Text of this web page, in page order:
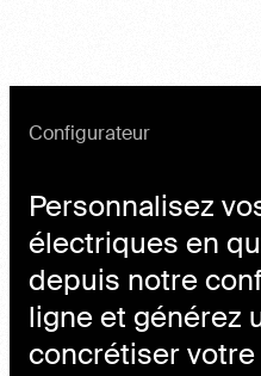
Configurateur
Personnalisez
électriques en
depuis notre
ligne et générez
concrétiser